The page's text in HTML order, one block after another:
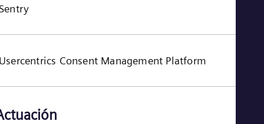
Consent Management Platform